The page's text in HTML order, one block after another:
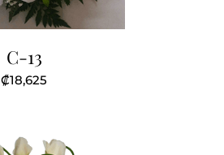
C-13
₡18,625